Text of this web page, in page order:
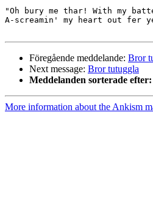
"Oh bury me thar! With my
A-screamin' my heart out fer
Föregående meddelande: Bror
Next message: Bror tutuggla
Meddelanden sorterade efter:
More information about the Ankism